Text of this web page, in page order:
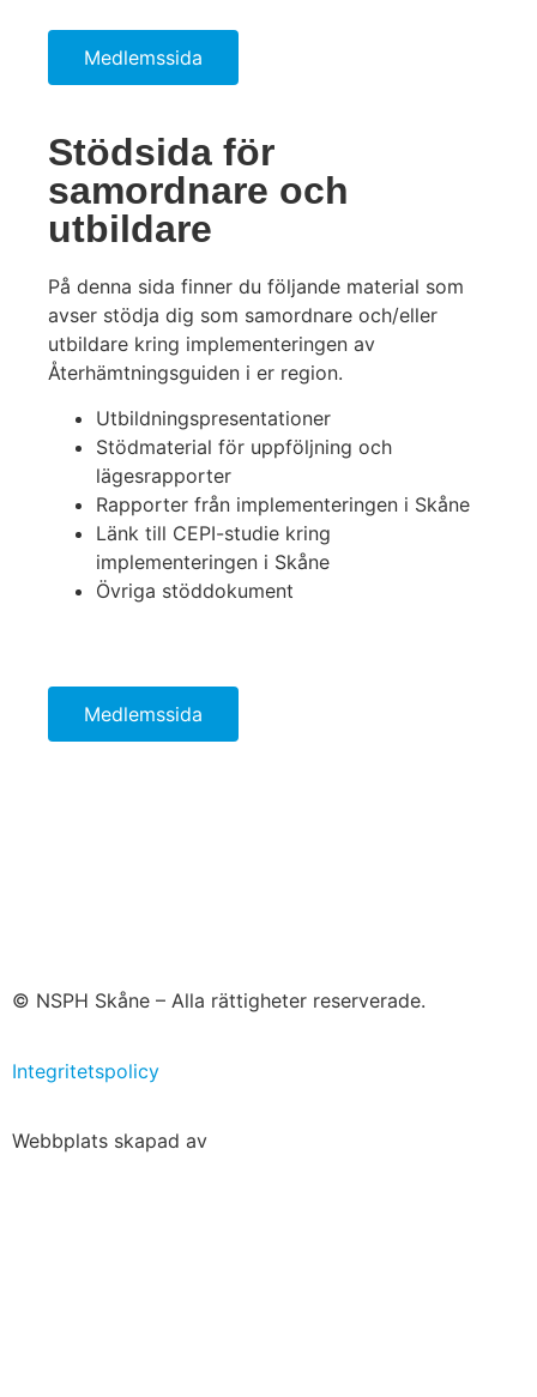
Medlemssida
Stödsida för
samordnare och
utbildare
På denna sida finner du följande material som
avser stödja dig som samordnare och/eller
utbildare kring implementeringen av
Återhämtningsguiden i er region.
Utbildningspresentationer
Stödmaterial för uppföljning och
lägesrapporter
Rapporter från implementeringen i Skåne
Länk till CEPI-studie kring
implementeringen i Skåne
Övriga stöddokument
Medlemssida
© NSPH Skåne – Alla rättigheter reserverade.
Integritetspolicy
Webbplats skapad av